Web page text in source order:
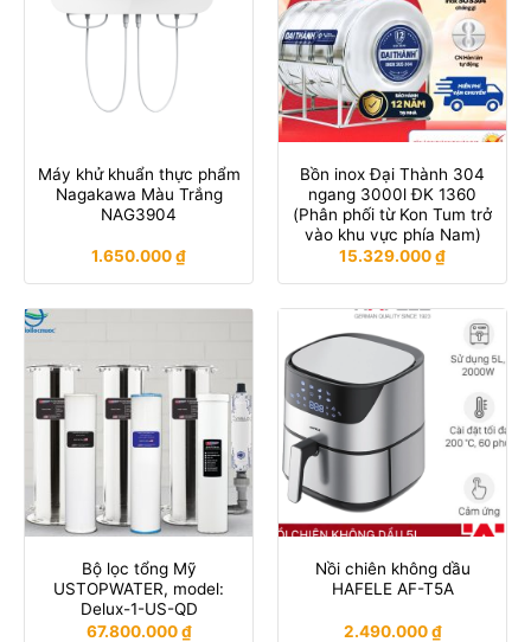
Máy khử khuẩn thực phẩm
Nagakawa Màu Trắng
NAG3904
1.650.000₫
Bồn inox Đại Thành 304
ngang 3000l ĐK 1360
(Phân phối từ Kon Tum trở
vào khu vực phía Nam)
15.329.000₫
Bộ lọc tổng Mỹ
USTOPWATER, model:
Delux-1-US-QD
67.800.000₫
Nồi chiên không dầu
HAFELE AF-T5A
2.490.000₫